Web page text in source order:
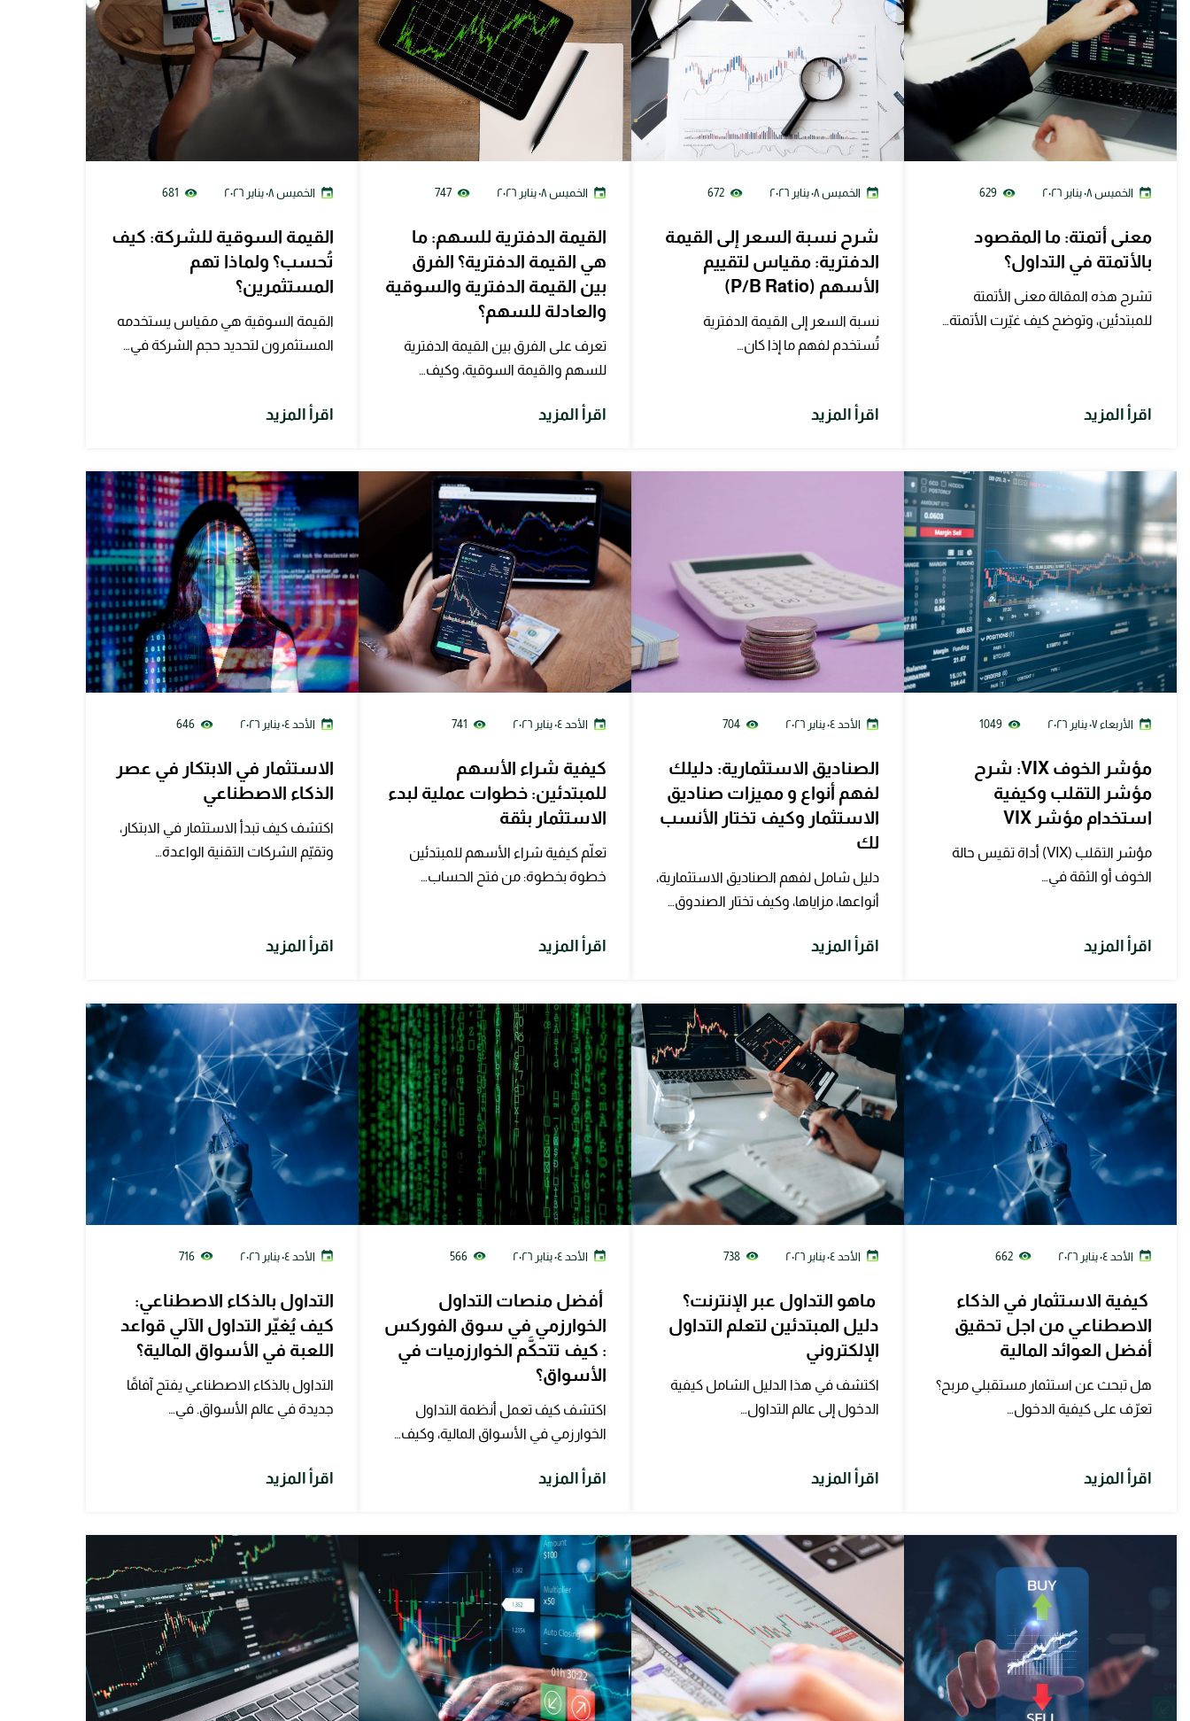
الخميس ٠٨ يناير ٢٠٢٦ 629
معنى أتمتة: ما المقصود
بالأتمتة في التداول؟
تشرح هذه المقالة معنى الأتمتة
للمبتدئين، وتوضح كيف غيّرت الأتمتة…
اقرأ المزيد
الخميس ٠٨ يناير ٢٠٢٦ 672
شرح نسبة السعر إلى القيمة
الدفترية: مقياس لتقييم
الأسهم (P/B Ratio)
نسبة السعر إلى القيمة الدفترية
تُستخدم لفهم ما إذا كان…
اقرأ المزيد
الخميس ٠٨ يناير ٢٠٢٦ 747
القيمة الدفترية للسهم: ما
هي القيمة الدفترية؟ الفرق
بين القيمة الدفترية والسوقية
والعادلة للسهم؟
تعرف على الفرق بين القيمة الدفترية
للسهم والقيمة السوقية، وكيف…
اقرأ المزيد
الخميس ٠٨ يناير ٢٠٢٦ 681
القيمة السوقية للشركة: كيف
تُحسب؟ ولماذا تهم
المستثمرين؟
القيمة السوقية هي مقياس يستخدمه
المستثمرون لتحديد حجم الشركة في…
اقرأ المزيد
الأربعاء ٠٧ يناير ٢٠٢٦ 1049
مؤشر الخوف VIX: شرح
مؤشر التقلب وكيفية
استخدام مؤشر VIX
مؤشر التقلب (VIX) أداة تقيس حالة
الخوف أو الثقة في…
اقرأ المزيد
الأحد ٠٤ يناير ٢٠٢٦ 704
الصناديق الاستثمارية: دليلك
لفهم أنواع و مميزات صناديق
الاستثمار وكيف تختار الأنسب
لك
دليل شامل لفهم الصناديق الاستثمارية،
أنواعها، مزاياها، وكيف تختار الصندوق…
اقرأ المزيد
الأحد ٠٤ يناير ٢٠٢٦ 741
كيفية شراء الأسهم
للمبتدئين: خطوات عملية لبدء
الاستثمار بثقة
تعلّم كيفية شراء الأسهم للمبتدئين
خطوة بخطوة: من فتح الحساب…
اقرأ المزيد
الأحد ٠٤ يناير ٢٠٢٦ 646
الاستثمار في الابتكار في عصر
الذكاء الاصطناعي
اكتشف كيف تبدأ الاستثمار في الابتكار،
وتقيّم الشركات التقنية الواعدة…
اقرأ المزيد
الأحد ٠٤ يناير ٢٠٢٦ 662
كيفية الاستثمار في الذكاء
الاصطناعي من اجل تحقيق
أفضل العوائد المالية
هل تبحث عن استثمار مستقبلي مربح؟
تعرّف على كيفية الدخول…
اقرأ المزيد
الأحد ٠٤ يناير ٢٠٢٦ 738
ماهو التداول عبر الإنترنت؟
دليل المبتدئين لتعلم التداول
الإلكتروني
اكتشف في هذا الدليل الشامل كيفية
الدخول إلى عالم التداول…
اقرأ المزيد
الأحد ٠٤ يناير ٢٠٢٦ 566
أفضل منصات التداول
الخوارزمي في سوق الفوركس
: كيف تتحكَّم الخوارزميات في
الأسواق؟
اكتشف كيف تعمل أنظمة التداول
الخوارزمي في الأسواق المالية، وكيف…
اقرأ المزيد
الأحد ٠٤ يناير ٢٠٢٦ 716
التداول بالذكاء الاصطناعي:
كيف يُغيّر التداول الآلي قواعد
اللعبة في الأسواق المالية؟
التداول بالذكاء الاصطناعي يفتح آفاقًا
جديدة في عالم الأسواق. في…
اقرأ المزيد